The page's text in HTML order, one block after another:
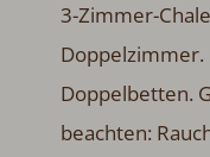
3-Zimmer-
Doppelzimmer.
Doppelbetten.
beachten: